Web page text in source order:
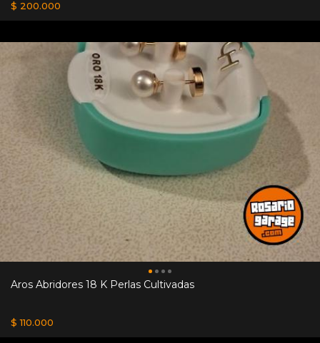
$ 200.000
Aros Abridores 18 K Perlas Cultivadas
$ 110.000